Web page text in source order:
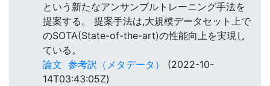
という新たなアンサンブルトレーニング手法を
提案する。 提案手法は,大規模データセット上で
のSOTA(State-of-the-art)の性能向上を実現し
ている。
論文 参考訳（メタデータ）
(2022-10-
14T03:43:05Z)